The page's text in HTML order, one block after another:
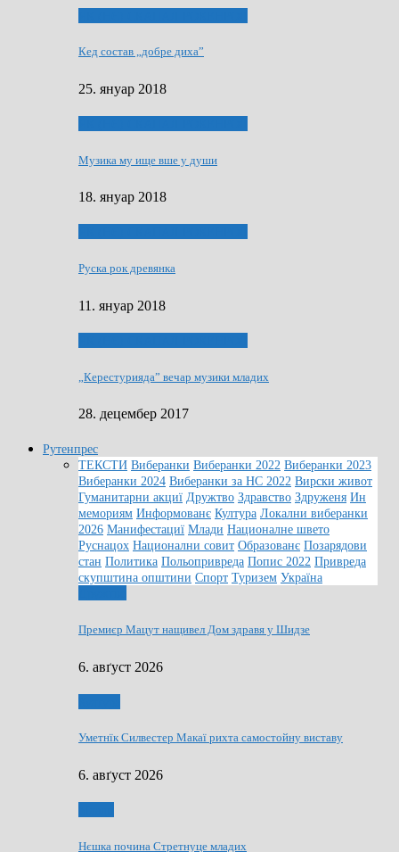
Кед состав „добре диха”
25. януар 2018
Музика му ище вше у души
18. януар 2018
Руска рок древянка
11. януар 2018
„Керестурияда” вечар музики младих
28. децембер 2017
Рутенпрес
ТЕКСТИ Виберанки Виберанки 2022 Виберанки 2023
Виберанки 2024 Виберанки за НС 2022 Вирски живот
Гуманитарни акциї Дружтво Здравство Здруженя Ин
мемориям Информованє Култура Локални виберанки
2026 Манифестациї Млади Националне швето
Руснацох Национални совит Образованє Позарядови
стан Политика Польопривреда Попис 2022 Привреда
скупштина општини Спорт Туризем Україна
Премиєр Мацут нащивел Дом здравя у Шидзе
6. авґуст 2026
Уметнїк Силвестер Макаї рихта самостойну виставу
6. авґуст 2026
Нєшка почина Стретнуце младих